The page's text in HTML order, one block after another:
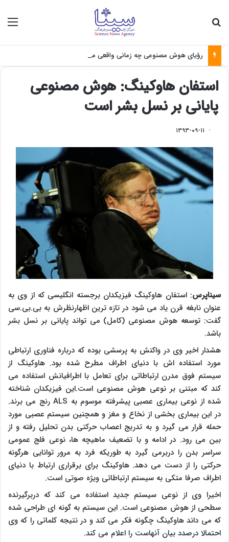
رؤیای هوش مصنوعی چه زمانی واقعی می‌شود؟
استفان هاوکینگ: هوش مصنوعی
پایانی بر نسل بشر است
۱۳۹۳-۰۹-۱۱
سیناپرس: استفان هاوکینگ فیزیکدان برجسته انگلیسی که از وی به
عنوان نابغه قرن یاد می شود در تازه ترین اظهارنظرش به بی.بی.سی
گفت: توسعه هوش مصنوعی (کامل) می تواند پایانی بر نسل بشر
باشد.
هشدار اخیر وی در واکنش به پرسشی بوده که درباره فناوری ارتباطی
مورد استفاده اش با دنیای اطراف مطرح شده بود. هاوکینگ از
سیستم فوق مدرن ارتباطاتی برای تعامل با اطرافیانش استفاده می
کند که مبتنی بر نوعی هوش مصنوعی است.این فیزیکدان شناخته
شده از نوعی بیماری عصبی پیشرفته موسوم به ALSرنج می برند.
در این بیماری بخشی از نخاع و مغز و همچنین سیستم عصبی مورد
حمله قرار می گیرد و به تدریج اعصاب حرکتی بدن تحلیل رفته و از
بین می رود. در ادامه و با تضعیف ماهیچه ها، نوعی فلج عمومی
سراسر بدن را دربرمی گیرد به طوریکه فرد به مرور توانایی هرگونه
حرکتی را از دست می دهد. هاوکینگ برای برقراری ارتباط با دنیای
اطراف صرفا متکی به سیستم ارتباطاتی ویژه صوتی است.
اخیرا وی از نوعی سیستم جدید استفاده می کند که دربرگیرنده
سطحی از هوش مصنوعی است. این سیستم به گونه ای طراحی شده
که می داند هاوکینگ چگونه فکر می کند و در نتیجه کلماتی را که وی
احتمالا درصدد بیان آنهاست را اعلام می کند.